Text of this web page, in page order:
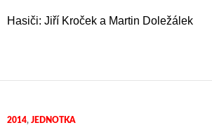
Hasiči: Jiří Kroček a Martin Doležálek
2014, JEDNOTKA